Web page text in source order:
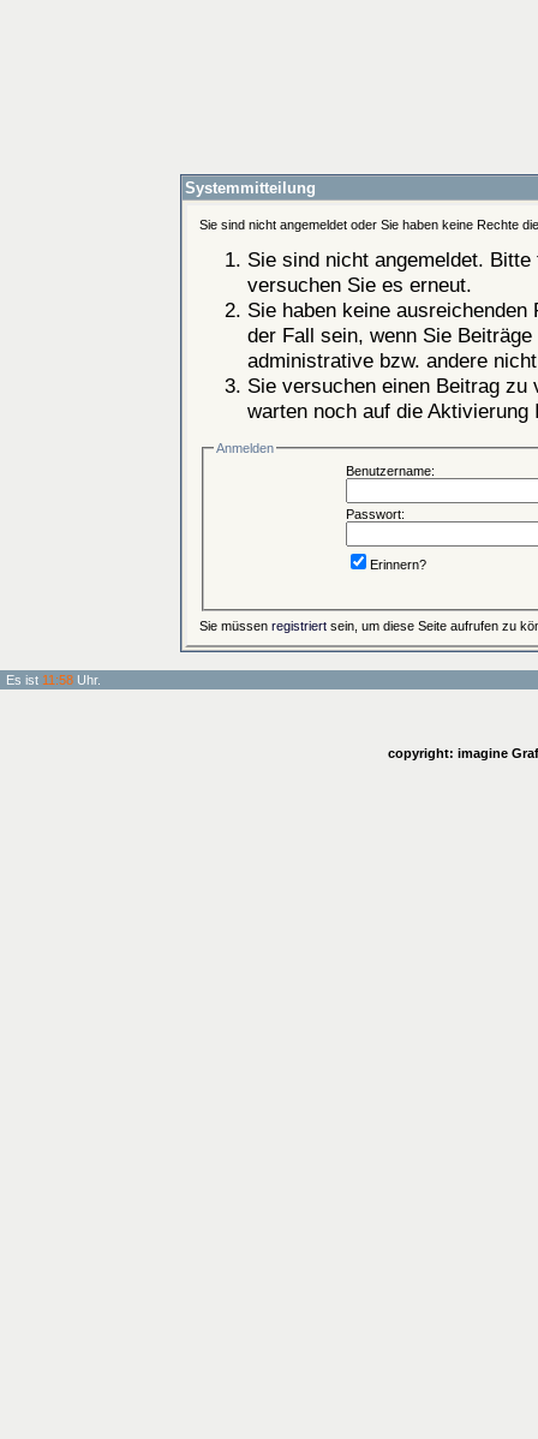
Systemmitteilung
Sie sind nicht angemeldet oder Sie haben keine Rechte
Sie sind nicht angemeldet.
versuchen Sie es erneut.
Sie haben keine
der Fall sein, wenn Sie
administrative bzw. andere
Sie versuchen einen Beitrag
warten noch auf die Aktivierung
Anmelden
Benutzername:
Passwort:
Erinnern?
Sie müssen registriert sein, um diese Seite aufrufen zu
Es ist 11:58 Uhr.
copyright: imagine